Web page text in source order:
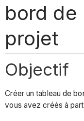
bord de
projet
Objectif
Créer un tableau de
vous avez créés à